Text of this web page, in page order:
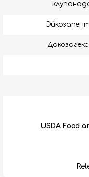
USDA Food